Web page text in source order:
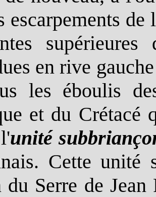
escarpements
en rive
les éboulis
et du Crétacé
unité
Cette unité
du Serre de